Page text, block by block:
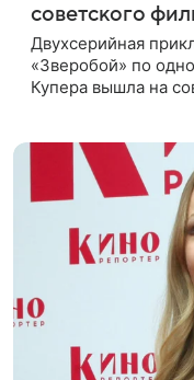
советского
Двухсерийная
«Зверобой» по
Купера вышла на